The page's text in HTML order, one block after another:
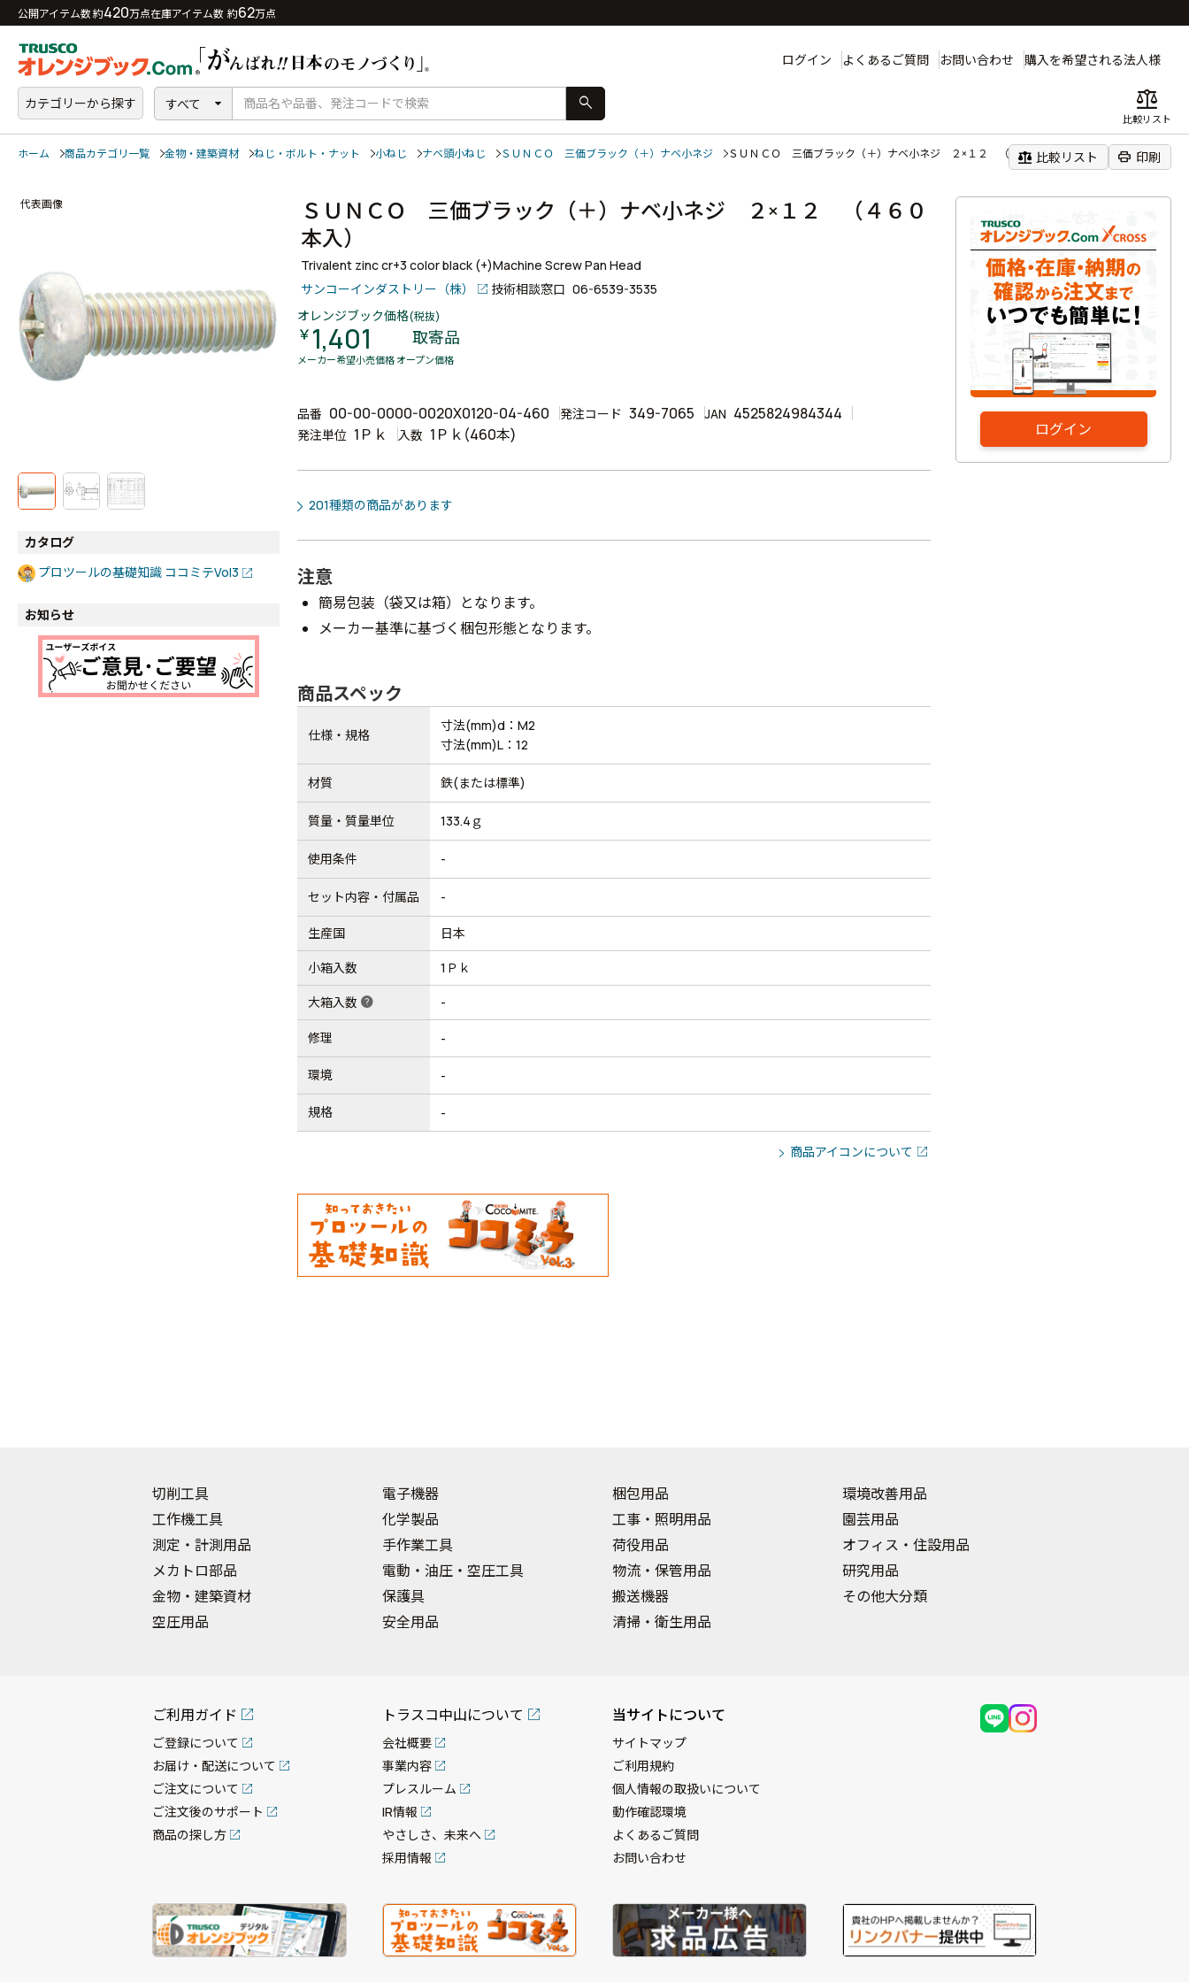
公開アイテム数 約420万点在庫アイテム数 約62万点
ログイン よくあるご質問 お問い合わせ 購入を希望される法人様
カテゴリーから探す すべて search balance
比較リスト
ホーム 商品カテゴリ一覧 金物・建築資材 ねじ・ボルト・ナット 小ねじ ナベ頭小ねじ ＳＵＮＣＯ 三価ブラック（＋）ナベ小ネジ ＳＵＮＣＯ 三価ブラック（＋）ナベ小ネジ ２×１２ （４６０本入）
balance 比較リスト print 印刷
ログイン
代表画像
カタログ
プロツールの基礎知識 ココミテVol3
お知らせ
ＳＵＮＣＯ 三価ブラック（＋）ナベ小ネジ ２×１２ （４６０
本入）
Trivalent zinc cr+3 color black (+)Machine Screw Pan Head
サンコーインダストリー（株）
技術相談窓口 06-6539-3535
オレンジブック価格(税抜)
￥ 1,401 取寄品
メーカー希望小売価格 オープン価格
品番 00-00-0000-0020X0120-04-460 発注コード 349-7065 JAN 4525824984344
発注単位 1Ｐｋ 入数 1Ｐｋ(460本)
201種類の商品があります
注意
簡易包装（袋又は箱）となります。
メーカー基準に基づく梱包形態となります。
商品スペック
仕様・規格
寸法(mm)d：M2
寸法(mm)L：12
材質 鉄(または標準)
質量・質量単位 133.4ｇ
使用条件 -
セット内容・付属品 -
生産国 日本
小箱入数 1Ｐｋ
大箱入数 help -
修理 -
環境 -
規格 -
商品アイコンについて
切削工具
工作機工具
測定・計測用品
メカトロ部品
金物・建築資材
空圧用品
電子機器
化学製品
手作業工具
電動・油圧・空圧工具
保護具
安全用品
梱包用品
工事・照明用品
荷役用品
物流・保管用品
搬送機器
清掃・衛生用品
環境改善用品
園芸用品
オフィス・住設用品
研究用品
その他大分類
ご利用ガイド
ご登録について
お届け・配送について
ご注文について
ご注文後のサポート
商品の探し方
トラスコ中山について
会社概要
事業内容
プレスルーム
IR情報
やさしさ、未来へ
採用情報
当サイトについて
サイトマップ
ご利用規約
個人情報の取扱いについて
動作確認環境
よくあるご質問
お問い合わせ